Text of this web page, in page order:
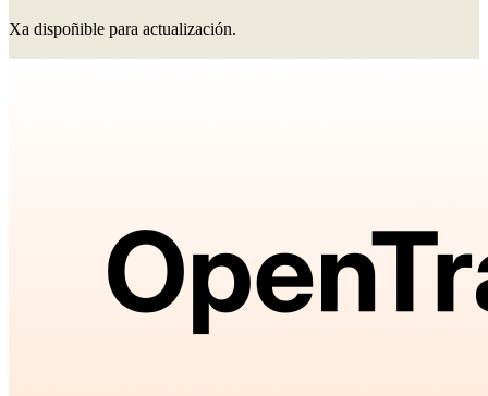
Xa dispoñible para actualización.